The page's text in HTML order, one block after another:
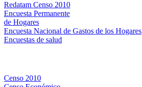
Redatam Censo 2010
Encuesta Permanente
de Hogares
Encuesta Nacional de Gastos de los Hogares
Encuestas de salud
Censo 2010